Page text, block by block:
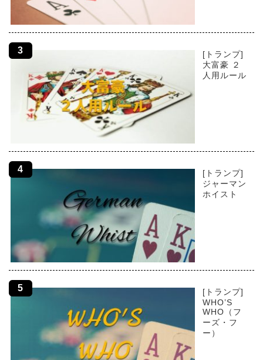
[トランプ]
大富豪 ２
人用ルール
[トランプ]
ジャーマン
ホイスト
[トランプ]
WHO’S
WHO（フ
ーズ・フ
ー）